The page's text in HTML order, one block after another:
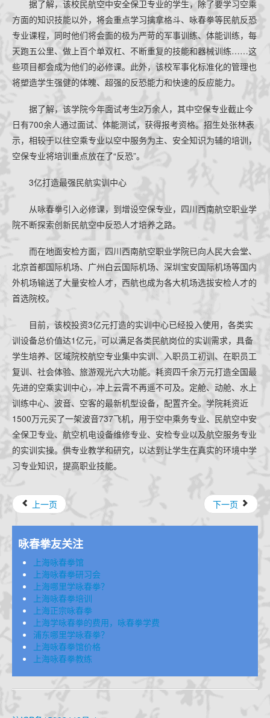
据了解，该校民航空中安全保卫专业的学生，除了要学习空乘
方面的知识技能以外，将会重点学习擒拿格斗、咏春拳等民航反恐
专业课程，同时他们将会面的极为严苛的军事训练、体能训练，每
天跑五公里、做上百个单双杠、不断重复的技能和器械训练……这
些项目都会成为他们的必修课。此外，该校军事化标准化的管理也
将塑造学生强健的体魄、超强的反恐能力和快速的反应能力。
据了解，该学院今年面试考生2万余人，其中空保专业截止今
日有700余人通过面试、体能测试，获得报考资格。招生处张林表
示，相较于以往空乘专业以空中服务为主、安全知识为辅的培训，
空保专业将培训重点放在了“反恐”。
3亿打造最强民航实训中心
从咏春拳引入必修课，到增设空保专业，四川西南航空职业学
院不断探索创新民航空中反恐人才培养之路。
而在地面安检方面，四川西南航空职业学院已向人民大会堂、
北京首都国际机场、广州白云国际机场、深圳宝安国际机场等国内
外机场输送了大量安检人才，西航也成为各大机场选拔安检人才的
首选院校。
目前，该校投资3亿元打造的实训中心已经投入使用，各类实
训设备总价值达1亿元，可以满足各类民航岗位的实训需求，具备
学生培养、区域院校航空专业集中实训、入职员工初训、在职员工
复训、社会体验、旅游观光六大功能。耗资四千余万元打造全国最
先进的空乘实训中心，冲上云霄不再遥不可及。定舱、动舱、水上
训练中心、波音、空客的最新机型设备，配置齐全。学院耗资近
1500万元买了一架波音737飞机，用于空中乘务专业、民航空中安
全保卫专业、航空机电设备维修专业、安检专业以及航空服务专业
的实训实操。供专业教学和研究，以达到让学生在真实的环境中学
习专业知识，提高职业技能。
上一页 下一页
咏春拳友关注
上海咏春拳馆
上海咏春拳研习会
上海哪里学咏春拳？
上海咏春拳培训
上海正宗咏春拳
上海学咏春拳的费用，咏春拳学费
浦东哪里学咏春拳？
上海咏春拳馆价格
上海咏春拳教练